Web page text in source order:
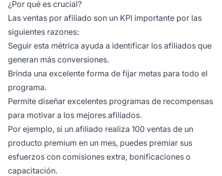
¿Por qué es crucial?
Las ventas por afiliado son un KPI importante por las
siguientes razones:
Seguir esta métrica ayuda a identificar los afiliados que
generan más conversiones.
Brinda una excelente forma de fijar metas para todo el
programa.
Permite diseñar excelentes programas de recompensas
para motivar a los mejores afiliados.
Por ejemplo, si un afiliado realiza 100 ventas de un
producto premium en un mes, puedes premiar sus
esfuerzos con comisiones extra, bonificaciones o
capacitación.